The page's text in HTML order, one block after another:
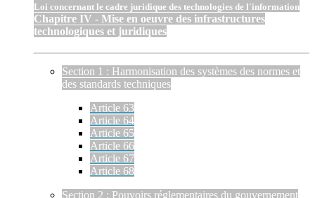
Loi concernant le cadre juridique des technologies de l'information
Chapitre IV - Mise en oeuvre des infrastructures
technologiques et juridiques
Section 1 : Harmonisation des systèmes des normes et
des standards techniques
Article 63
Article 64
Article 65
Article 66
Article 67
Article 68
Section 2 : Pouvoirs réglementaires du gouvernement